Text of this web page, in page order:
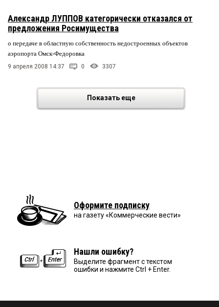
СТИЛЬ ЖИЗНИ
Александр ЛУППОВ категорически отказался от
предложения Росимущества
о передаче в областную собственность недостроенных объектов
аэропорта Омск-Федоровка
9 апреля 2008 14:37 0 3307
Показать еще
Оформите подписку
на газету «Коммерческие вести»
Нашли ошибку?
Выделите фрагмент с текстом
ошибки и нажмите Ctrl + Enter.